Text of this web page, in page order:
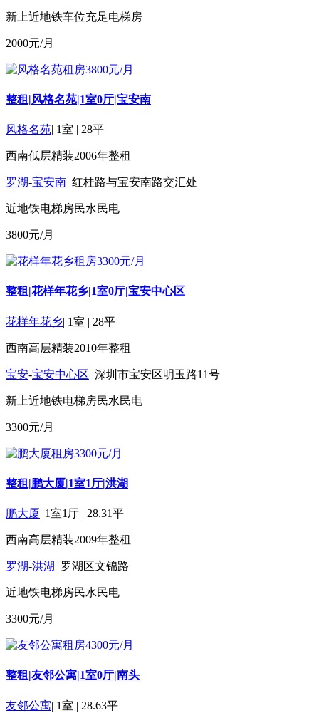
新上近地铁车位充足电梯房
2000元/月
整租|风格名苑|1室0厅|宝安南
风格名苑| 1室 | 28平
西南低层精装2006年整租
罗湖-宝安南 红桂路与宝安南路交汇处
近地铁电梯房民水民电
3800元/月
整租|花样年花乡|1室0厅|宝安中心区
花样年花乡| 1室 | 28平
西南高层精装2010年整租
宝安-宝安中心区 深圳市宝安区明玉路11号
新上近地铁电梯房民水民电
3300元/月
整租|鹏大厦|1室1厅|洪湖
鹏大厦| 1室1厅 | 28.31平
西南高层精装2009年整租
罗湖-洪湖 罗湖区文锦路
近地铁电梯房民水民电
3300元/月
整租|友邻公寓|1室0厅|南头
友邻公寓| 1室 | 28.63平